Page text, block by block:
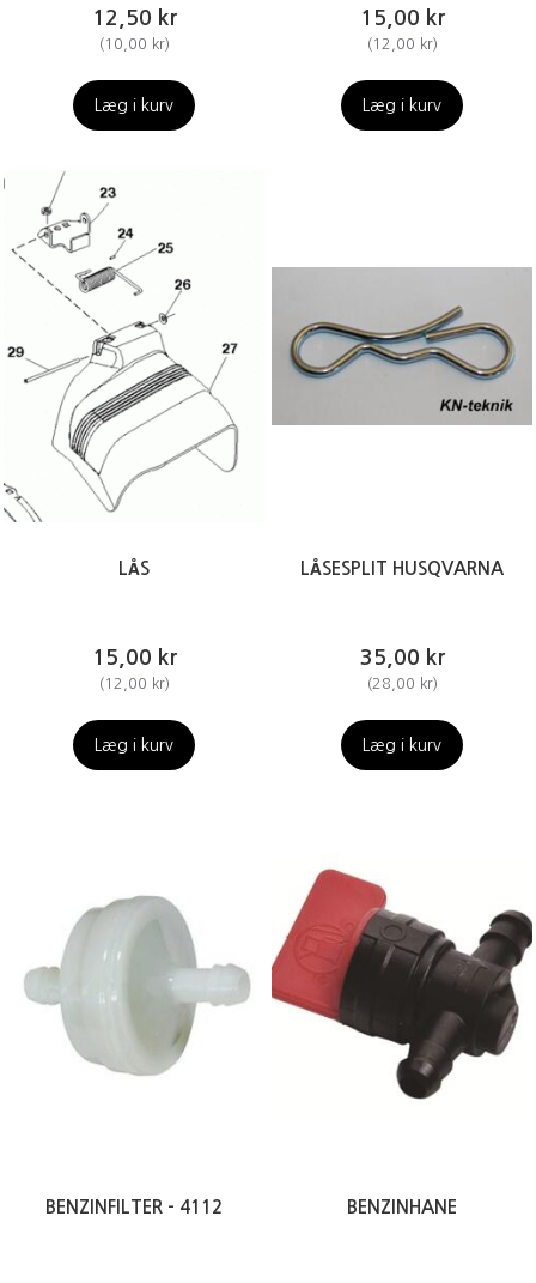
12,50 kr
( 10,00 kr)
Læg i kurv
15,00 kr
( 12,00 kr)
Læg i kurv
LÅS
15,00 kr
(12,00 kr)
Læg i kurv
LÅSESPLIT HUSQVARNA
35,00 kr
(28,00 kr)
Læg i kurv
BENZINFILTER - 4112 BENZINHANE